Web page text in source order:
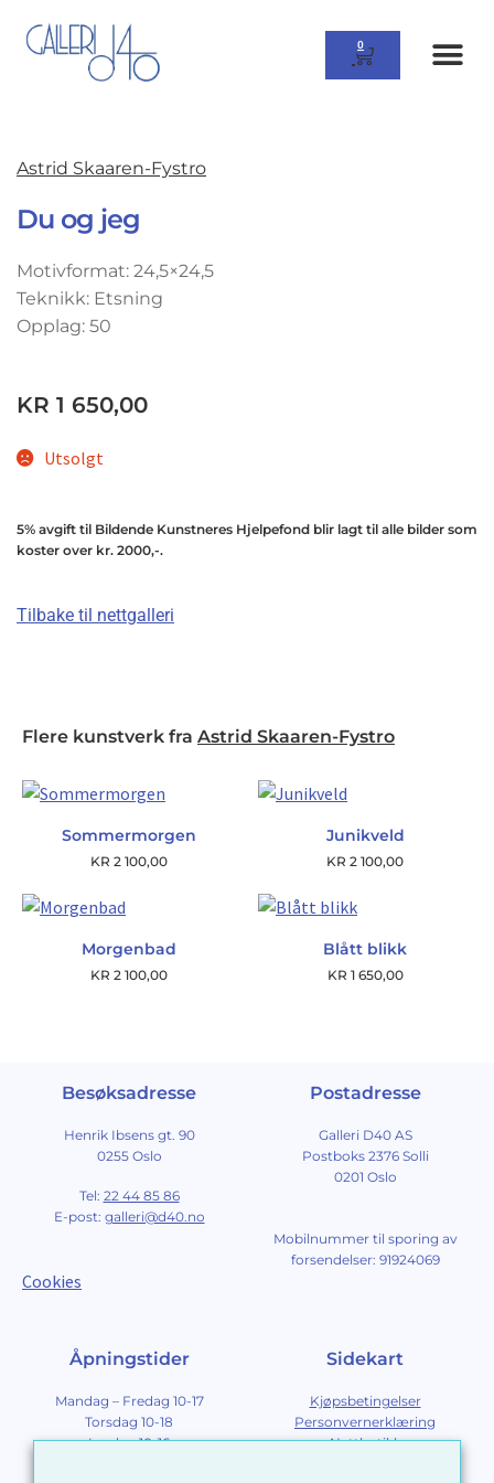
0
Astrid Skaaren-Fystro
Du og jeg
Motivformat: 24,5×24,5
Teknikk: Etsning
Opplag: 50
KR 1 650,00
Utsolgt
5% avgift til Bildende Kunstneres Hjelpefond blir lagt til alle bilder som
koster over kr. 2000,-.
Tilbake til nettgalleri
Flere kunstverk fra Astrid Skaaren-Fystro
Sommermorgen
KR 2 100,00
Junikveld
KR 2 100,00
Morgenbad
KR 2 100,00
Blått blikk
KR 1 650,00
Besøksadresse
Henrik Ibsens gt. 90
0255 Oslo
Tel: 22 44 85 86
E-post: galleri@d40.no
Cookies
Postadresse
Galleri D40 AS
Postboks 2376 Solli
0201 Oslo
Mobilnummer til sporing av
forsendelser: 91924069
Åpningstider
Mandag – Fredag 10-17
Torsdag 10-18
Lørdag 10-16
Sidekart
Kjøpsbetingelser
Personvernerklæring
Nettbutikk